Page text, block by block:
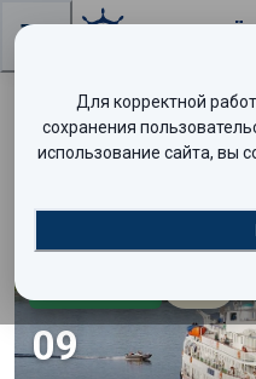
Поиск круизов
09
Для корректной
сохранения
использование сайта, вы